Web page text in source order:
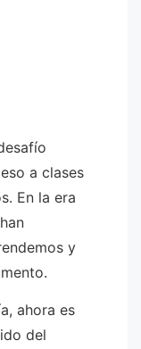
a clases
En la era
y
ahora es
del